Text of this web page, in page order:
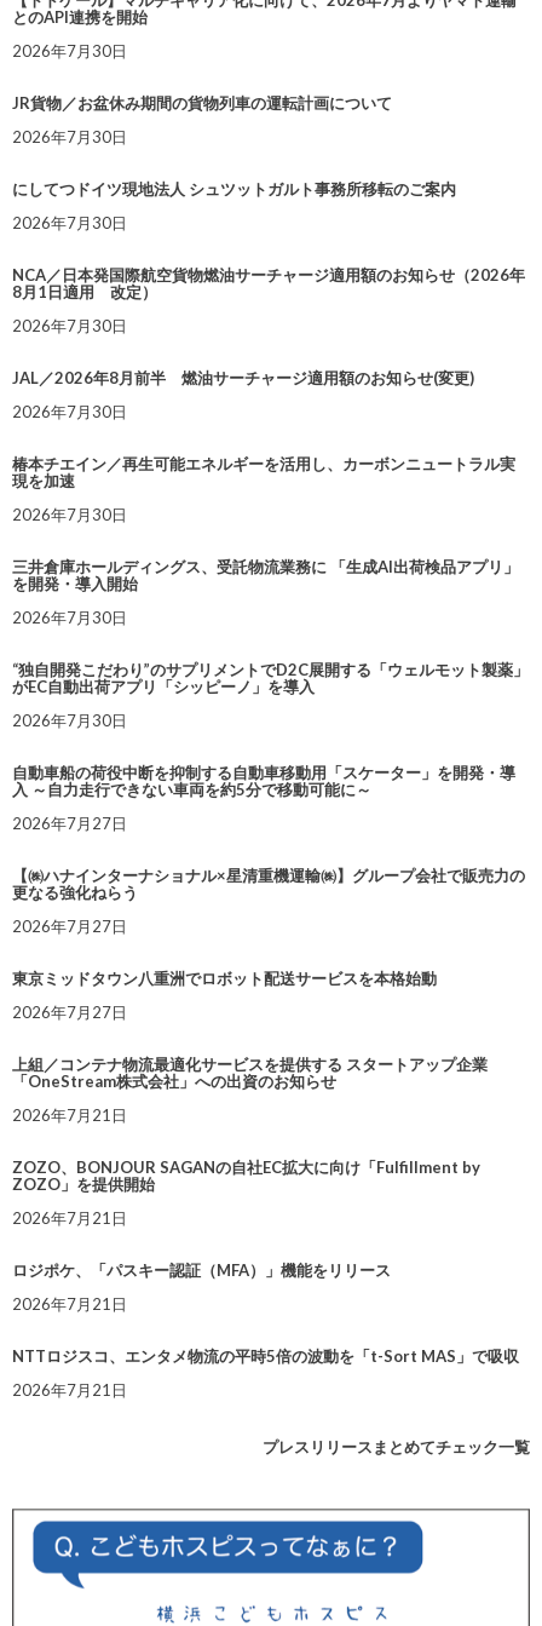
とのAPI連携を開始
2026年7月30日
JR貨物／お盆休み期間の貨物列車の運転計画について
2026年7月30日
にしてつドイツ現地法人 シュツットガルト事務所移転のご案内
2026年7月30日
NCA／日本発国際航空貨物燃油サーチャージ適用額のお知らせ（2026年
8月1日適用 改定）
2026年7月30日
JAL／2026年8月前半 燃油サーチャージ適用額のお知らせ(変更)
2026年7月30日
椿本チエイン／再生可能エネルギーを活用し、カーボンニュートラル実
現を加速
2026年7月30日
三井倉庫ホールディングス、受託物流業務に 「生成AI出荷検品アプリ」
を開発・導入開始
2026年7月30日
“独自開発こだわり”のサプリメントでD2C展開する「ウェルモット製薬」
がEC自動出荷アプリ「シッピーノ」を導入
2026年7月30日
自動車船の荷役中断を抑制する自動車移動用「スケーター」を開発・導
入 ～自力走行できない車両を約5分で移動可能に～
2026年7月27日
【㈱ハナインターナショナル×星清重機運輸㈱】グループ会社で販売力の
更なる強化ねらう
2026年7月27日
東京ミッドタウン八重洲でロボット配送サービスを本格始動
2026年7月27日
上組／コンテナ物流最適化サービスを提供する スタートアップ企業
「OneStream株式会社」への出資のお知らせ
2026年7月21日
ZOZO、BONJOUR SAGANの自社EC拡大に向け「Fulfillment by
ZOZO」を提供開始
2026年7月21日
ロジポケ、「パスキー認証（MFA）」機能をリリース
2026年7月21日
NTTロジスコ、エンタメ物流の平時5倍の波動を「t-Sort MAS」で吸収
2026年7月21日
プレスリリースまとめてチェック一覧